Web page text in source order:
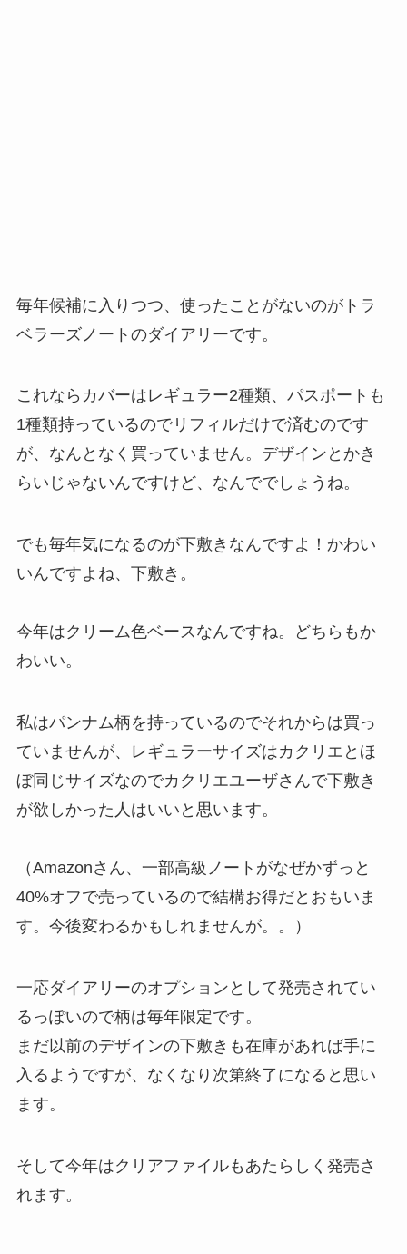
毎年候補に入りつつ、使ったことがないのがトラ
ベラーズノートのダイアリーです。
これならカバーはレギュラー2種類、パスポートも
1種類持っているのでリフィルだけで済むのです
が、なんとなく買っていません。デザインとかき
らいじゃないんですけど、なんででしょうね。
でも毎年気になるのが下敷きなんですよ！かわい
いんですよね、下敷き。
今年はクリーム色ベースなんですね。どちらもか
わいい。
私はパンナム柄を持っているのでそれからは買っ
ていませんが、レギュラーサイズはカクリエとほ
ぼ同じサイズなのでカクリエユーザさんで下敷き
が欲しかった人はいいと思います。
（Amazonさん、一部高級ノートがなぜかずっと
40%オフで売っているので結構お得だとおもいま
す。今後変わるかもしれませんが。。）
一応ダイアリーのオプションとして発売されてい
るっぽいので柄は毎年限定です。
まだ以前のデザインの下敷きも在庫があれば手に
入るようですが、なくなり次第終了になると思い
ます。
そして今年はクリアファイルもあたらしく発売さ
れます。